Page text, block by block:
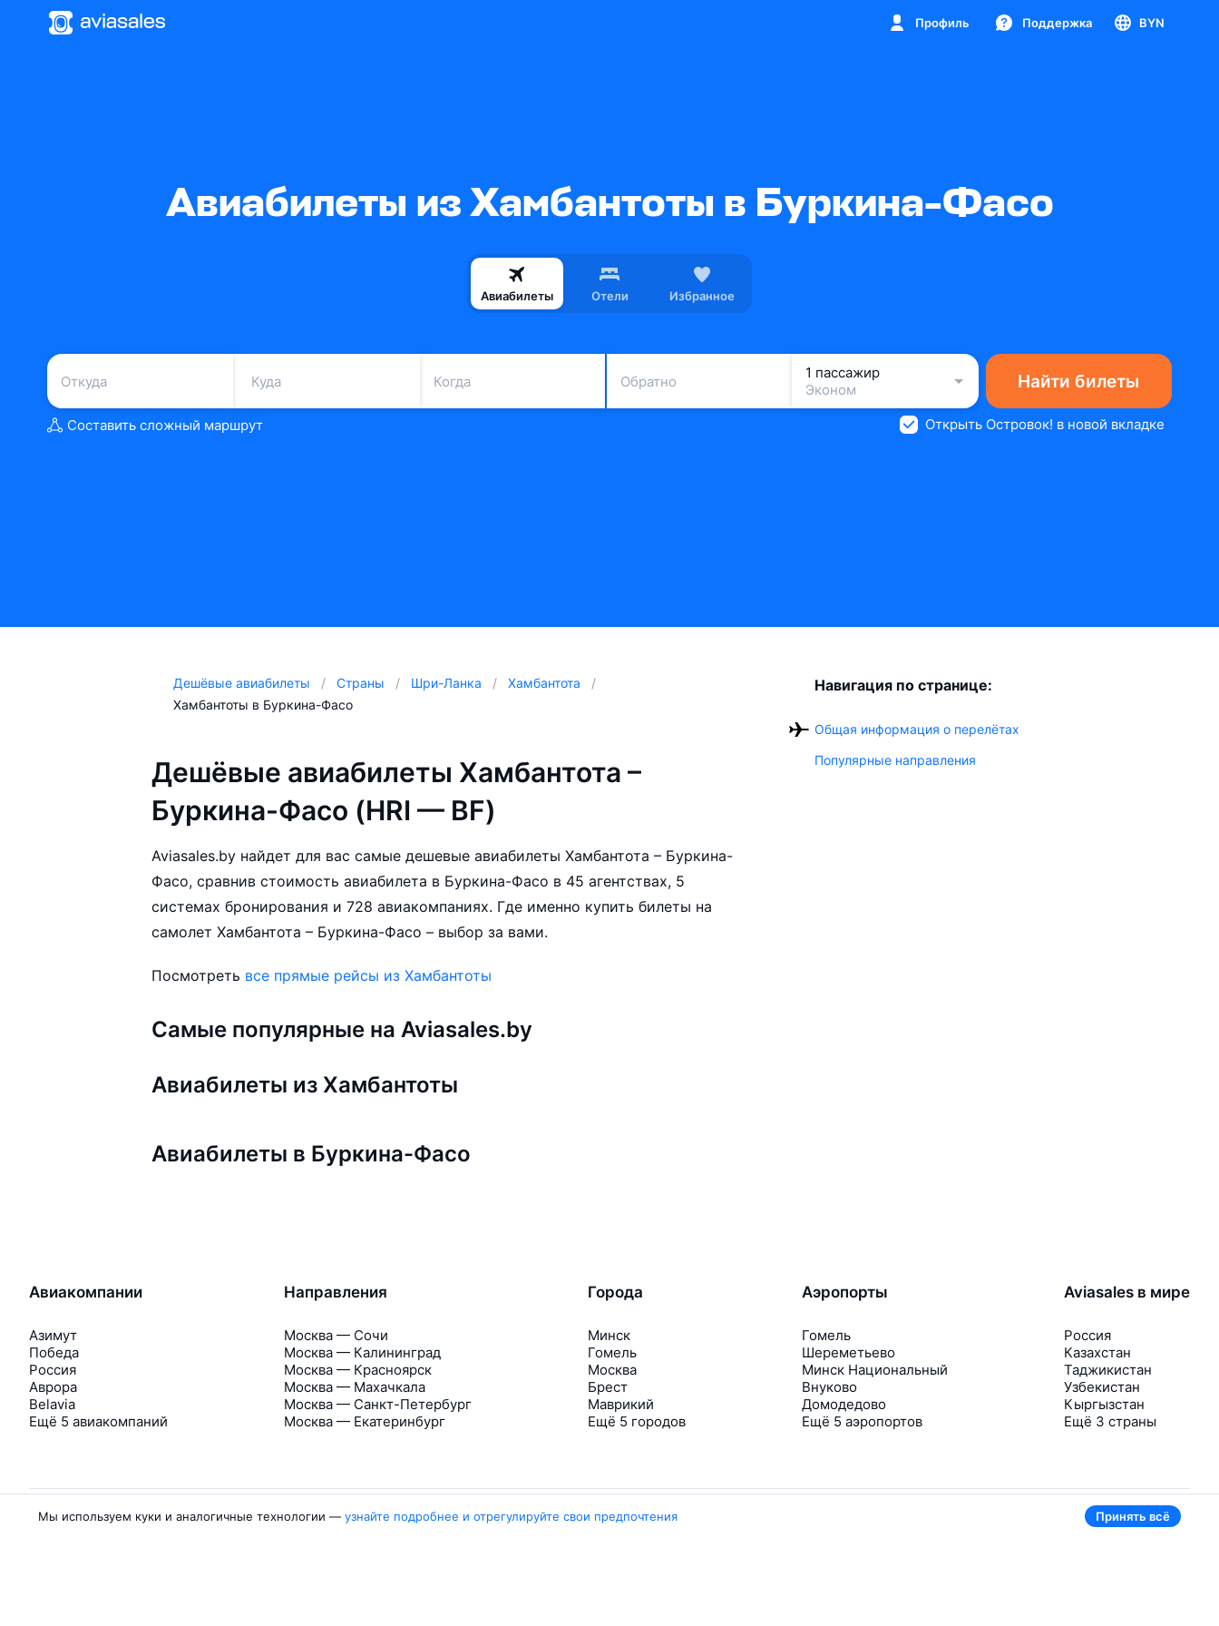
Профиль Поддержка BYN
Авиабилеты из Хамбантоты в Буркина-Фасо
Авиабилеты Отели Избранное
Когда Обратно
1 пассажир
Эконом
Найти билеты
Составить сложный маршрут Открыть Островок! в новой вкладке
Дешёвые авиабилеты Страны Шри-Ланка
Хамбантота
Хамбантоты в Буркина-Фасо
Дешёвые авиабилеты Хамбантота –
Буркина-Фасо (HRI — BF)
Aviasales.by найдет для вас самые дешевые авиабилеты Хамбантота – Буркина-
Фасо, сравнив стоимость авиабилета в Буркина-Фасо в 45 агентствах, 5
системах бронирования и 728 авиакомпаниях. Где именно купить билеты на
самолет Хамбантота – Буркина-Фасо – выбор за вами.
Посмотреть все прямые рейсы из Хамбантоты
Самые популярные на Aviasales.by
Авиабилеты из Хамбантоты
Авиабилеты в Буркина-Фасо
Навигация по странице:
Общая информация о перелётах
Популярные направления
Авиакомпании
Азимут
Победа
Россия
Аврора
Belavia
Ещё 5 авиакомпаний
Направления
Москва — Сочи
Москва — Калининград
Москва — Красноярск
Москва — Махачкала
Москва — Санкт-Петербург
Москва — Екатеринбург
Города
Минск
Гомель
Москва
Брест
Маврикий
Ещё 5 городов
Аэропорты
Гомель
Шереметьево
Минск Национальный
Внуково
Домодедово
Ещё 5 аэропортов
Aviasales в мире
Россия
Казахстан
Таджикистан
Узбекистан
Кыргызстан
Ещё 3 страны
Мы используем куки и аналогичные технологии — узнайте подробнее и отрегулируйте свои предпочтения Принять всё